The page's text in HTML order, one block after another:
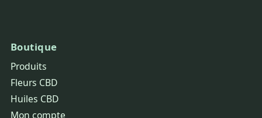
Boutique
Produits
Fleurs CBD
Huiles CBD
Mon compte